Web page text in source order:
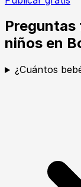
niños en
¿Cuántos